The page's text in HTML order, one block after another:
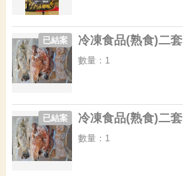
冷凍食品(熟食)二套
已結案
數量：1
冷凍食品(熟食)二套
已結案
數量：1